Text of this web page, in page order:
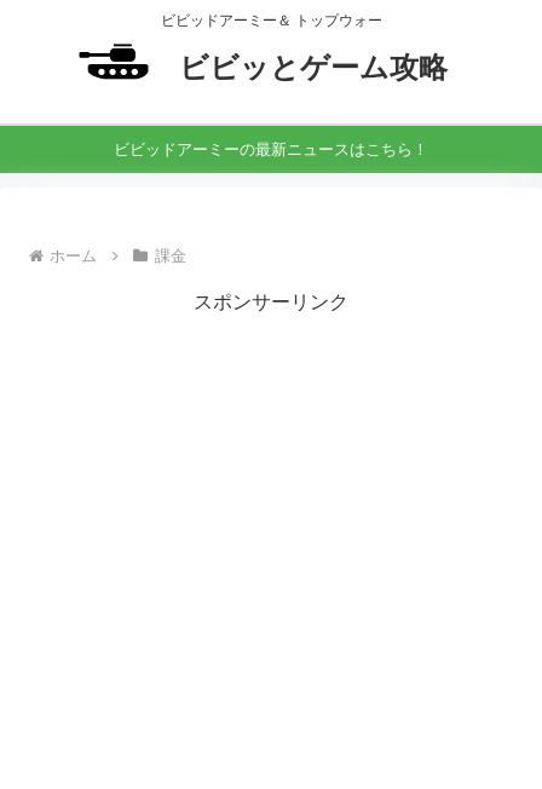
ビビッドアーミー＆ トップウォー
ビビッとゲーム攻略
ビビッドアーミーの最新ニュースはこちら！
ホーム 課金
スポンサーリンク